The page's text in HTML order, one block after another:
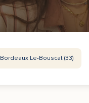
Bordeaux Le-Bouscat (33)